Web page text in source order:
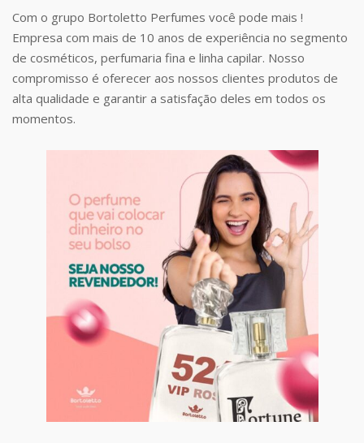
Com o grupo Bortoletto Perfumes você pode mais !
Empresa com mais de 10 anos de experiência no segmento
de cosméticos, perfumaria fina e linha capilar. Nosso
compromisso é oferecer aos nossos clientes produtos de
alta qualidade e garantir a satisfação deles em todos os
momentos.